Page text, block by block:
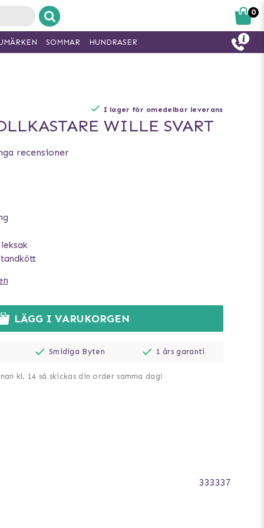
I lager för omedelbar leverans
WILLE SVART
recensioner
tandkött
LÄGG I VARUKORGEN
Smidiga Byten 1 års garanti
kl. 14 så skickas din order samma dag!
333337
0
SOMMAR HUNDRASER